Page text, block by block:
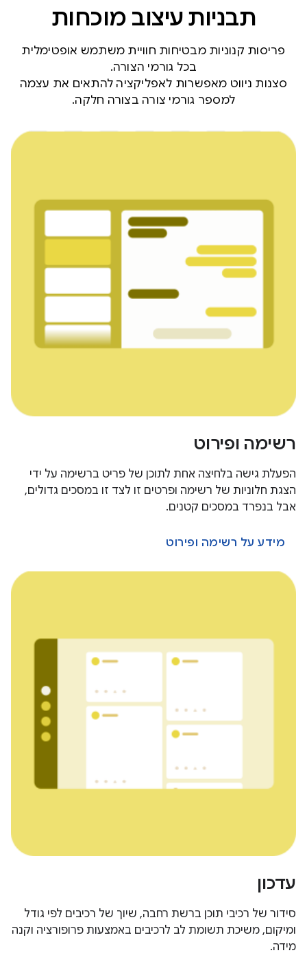
תבניות עיצוב מוכחות
פריסות קנוניות מבטיחות חוויית משתמש אופטימלית
בכל גורמי הצורה.
סצנות ניווט מאפשרות לאפליקציה להתאים את עצמה
למספר גורמי צורה בצורה חלקה.
רשימה ופירוט
הפעלת גישה בלחיצה אחת לתוכן של פריט ברשימה על ידי
הצגת חלוניות של רשימה ופרטים זו לצד זו במסכים גדולים,
אבל בנפרד במסכים קטנים.
מידע על רשימה ופירוט
עדכון
סידור של רכיבי תוכן ברשת רחבה, שיוך של רכיבים לפי גודל
ומיקום, משיכת תשומת לב לרכיבים באמצעות פרופורציה וקנה
מידה.